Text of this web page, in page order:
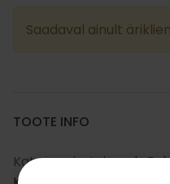
Saadaval ainult
TOOTE INFO
Kategooria:Leiunurk,